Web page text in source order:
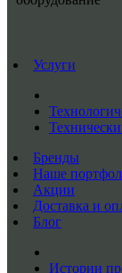
Услуги
Бренды
Наше
Акции
Доставка и
Блог
Истории